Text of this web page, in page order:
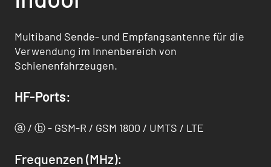
Multiband Sende- und Empfangsantenne für die
Verwendung im Innenbereich von
Schienenfahrzeugen.
HF-Ports:
ⓐ / ⓑ - GSM-R / GSM 1800 / UMTS / LTE
Frequenzen (MHz):